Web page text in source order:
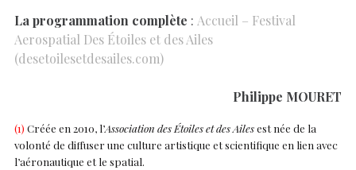
La programmation complète : Accueil – Festival
Aerospatial Des Étoiles et des Ailes
(desetoilesetdesailes.com)
Philippe MOURET
(1) Créée en 2010, l’Association des Étoiles et des Ailesest née de la
volonté de diffuser une culture artistique et scientifique en lien avec
l’aéronautique et le spatial.